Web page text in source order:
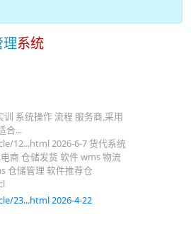
理系统
系统操作 流程 服务商,采用
合...
12...html 2026-6-7 货代系统
商 仓储发货 软件 wms 物流
仓储管理 软件推荐仓
23...html 2026-4-22